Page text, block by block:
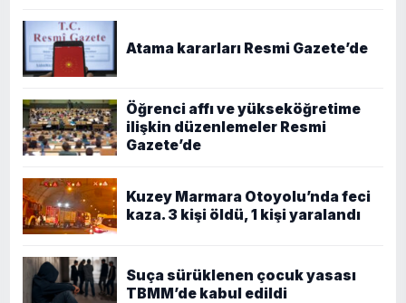
Atama kararları Resmi Gazete’de
Öğrenci affı ve yükseköğretime
ilişkin düzenlemeler Resmi
Gazete’de
Kuzey Marmara Otoyolu’nda feci
kaza. 3 kişi öldü, 1 kişi yaralandı
Suça sürüklenen çocuk yasası
TBMM’de kabul edildi